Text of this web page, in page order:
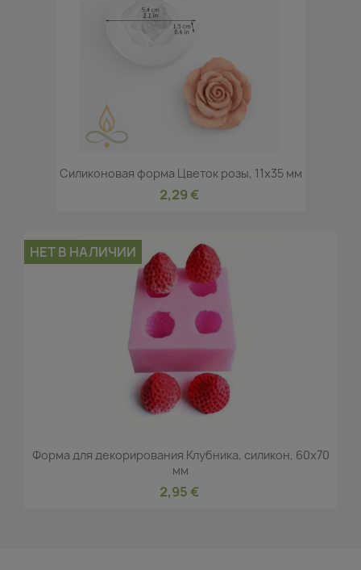
Силиконовая форма Цветок розы, 11x35 мм
2,29 €
Форма для декорирования Клубника, силикон, 60x70
мм
2,95 €
НЕТ В НАЛИЧИИ